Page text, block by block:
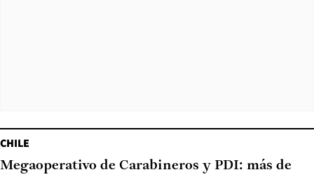
CHILE
Megaoperativo de Carabineros y PDI: más de